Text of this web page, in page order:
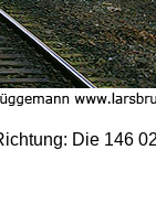
Die 146